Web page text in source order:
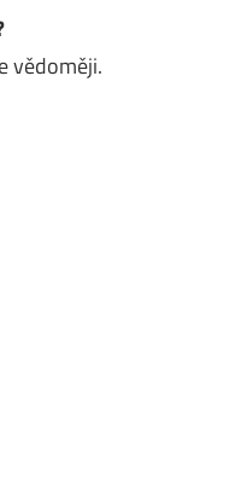
vědoměji.